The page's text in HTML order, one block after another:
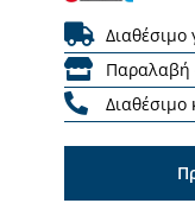
Παραλαβή
Διαθέσιμο